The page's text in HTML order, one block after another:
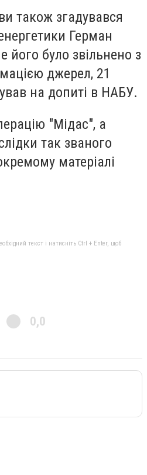
також згадувався
Герман
його було звільнено з
джерел, 21
на допиті в НАБУ.
"Мідас", а
так званого
матеріалі
текст і натисніть Ctrl + Enter, щоб
0,0